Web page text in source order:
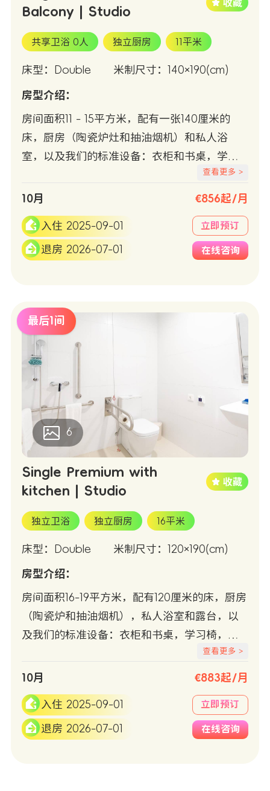
Balcony | Studio
共享卫浴 0人 独立厨房 11平米
床型：Double 米制尺寸：140×190(cm)
房型介绍：
房间面积11 - 15平方米，配有一张140厘米的
床，厨房（陶瓷炉灶和抽油烟机）和私人浴
室，以及我们的标准设备：衣柜和书桌，学习
椅，冷/热空调，Wifi +有线互联网接入，冰箱
和微波炉。
查看更多 >
10月 €856起/月
入住 2025-09-01
退房 2026-07-01
立即预订
在线咨询
最后1间
6
Single Premium with
kitchen | Studio
独立卫浴 独立厨房 16平米
床型：Double 米制尺寸：120×190(cm)
房型介绍：
房间面积16-19平方米，配有120厘米的床，厨房
（陶瓷炉和抽油烟机），私人浴室和露台，以
及我们的标准设备：衣柜和书桌，学习椅，冷/
热空调，Wifi +有线互联网接入，冰箱和微波
炉。客房适合行动不便的客人入住。
查看更多 >
10月 €883起/月
入住 2025-09-01
退房 2026-07-01
立即预订
在线咨询